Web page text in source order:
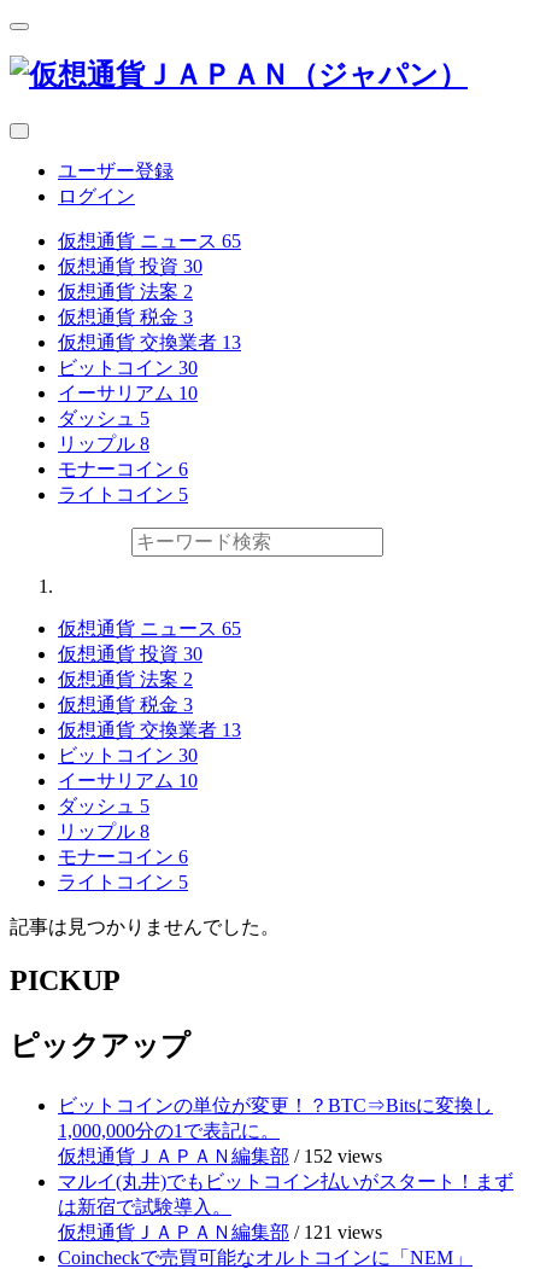
ユーザー登録
ログイン
仮想通貨 ニュース 65
仮想通貨 投資 30
仮想通貨 法案 2
仮想通貨 税金 3
仮想通貨 交換業者 13
ビットコイン 30
イーサリアム 10
ダッシュ 5
リップル 8
モナーコイン 6
ライトコイン 5
仮想通貨 ニュース 65
仮想通貨 投資 30
仮想通貨 法案 2
仮想通貨 税金 3
仮想通貨 交換業者 13
ビットコイン 30
イーサリアム 10
ダッシュ 5
リップル 8
モナーコイン 6
ライトコイン 5
記事は見つかりませんでした。
PICKUP
ピックアップ
ビットコインの単位が変更！？BTC⇒Bitsに変換し
1,000,000分の1で表記に。
仮想通貨ＪＡＰＡＮ編集部 / 152 views
マルイ(丸井)でもビットコイン払いがスタート！まず
は新宿で試験導入。
仮想通貨ＪＡＰＡＮ編集部 / 121 views
Coincheckで売買可能なオルトコインに「NEM」